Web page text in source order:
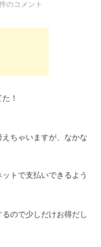
のコメント
！
ちゃいますが、なかな
トで支払いできるよう
ので少しだけお得だし